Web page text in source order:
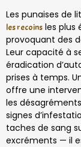
Les punaises de
les recoins les plus
provoquant des
Leur capacité à
éradication
prises à temps.
offre une
les
signes
taches de sang
excréments — il